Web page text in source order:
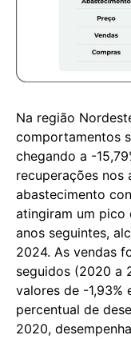
Na região
comportamentos
chegando a -
recuperações nos
abastecimento
atingiram um pico
anos seguintes,
2024. As vendas
seguidos (2020 a
valores de -1,93%
percentual de
2020,